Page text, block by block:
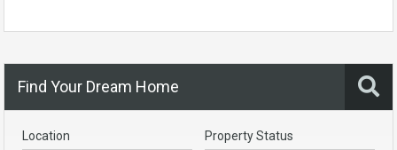
Find Your Dream Home
Location Property Status